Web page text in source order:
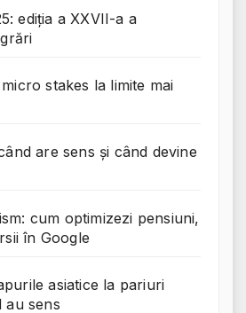
ediția a XXVII-a a
stakes la limite mai
are sens și când devine
cum optimizezi pensiuni,
în Google
asiatice la pariuri
au sens